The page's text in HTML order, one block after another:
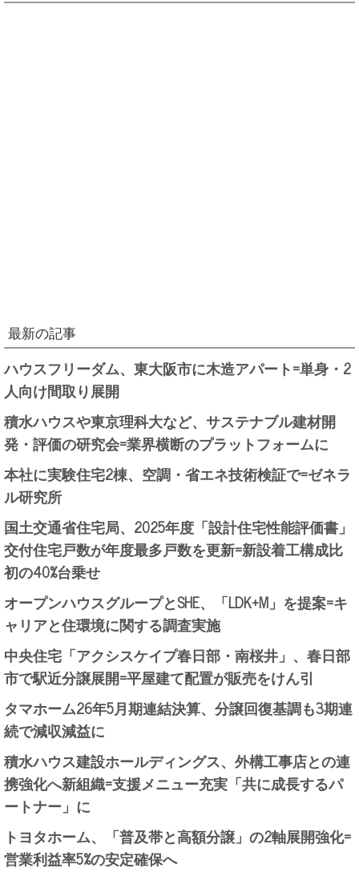
最新の記事
ハウスフリーダム、東大阪市に木造アパート=単身・2
人向け間取り展開
積水ハウスや東京理科大など、サステナブル建材開
発・評価の研究会=業界横断のプラットフォームに
本社に実験住宅2棟、空調・省エネ技術検証で=ゼネラ
ル研究所
国土交通省住宅局、2025年度「設計住宅性能評価書」
交付住宅戸数が年度最多戸数を更新=新設着工構成比
初の40%台乗せ
オープンハウスグループとSHE、「LDK+M」を提案=キ
ャリアと住環境に関する調査実施
中央住宅「アクシスケイプ春日部・南桜井」、春日部
市で駅近分譲展開=平屋建て配置が販売をけん引
タマホーム26年5月期連結決算、分譲回復基調も3期連
続で減収減益に
積水ハウス建設ホールディングス、外構工事店との連
携強化へ新組織=支援メニュー充実「共に成長するパ
ートナー」に
トヨタホーム、「普及帯と高額分譲」の2軸展開強化=
営業利益率5%の安定確保へ